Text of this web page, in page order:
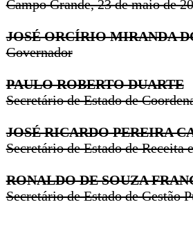
Campo Grande, 23 de maio de
JOSÉ ORCÍRIO MIRANDA
Governador
PAULO ROBERTO DUARTE
Secretário de Estado de
JOSÉ RICARDO PEREIRA
Secretário de Estado de Receita
RONALDO DE SOUZA
Secretário de Estado de Gestão